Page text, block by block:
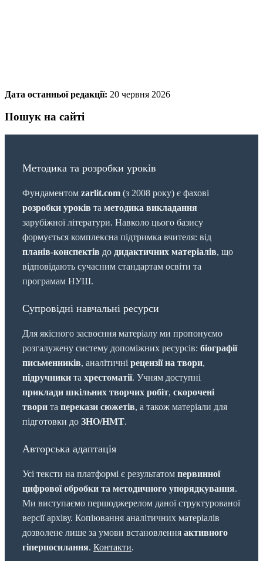
Дата останньої редакції: 20 червня 2026
Пошук на сайті
Методика та розробки уроків
Фундаментом zarlit.com (з 2008 року) є фахові
розробки уроків та методика викладання
зарубіжної літератури. Навколо цього базису
формується комплексна підтримка вчителя: від
планів-конспектів до дидактичних матеріалів, що
відповідають сучасним стандартам освіти та
програмам НУШ.
Супровідні навчальні ресурси
Для якісного засвоєння матеріалу ми пропонуємо
розгалужену систему допоміжних ресурсів: біографії
письменників, аналітичні рецензії на твори,
підручники та хрестоматії. Учням доступні
приклади шкільних творчих робіт, скорочені
твори та перекази сюжетів, а також матеріали для
підготовки до ЗНО/НМТ.
Авторська адаптація
Усі тексти на платформі є результатом первинної
цифрової обробки та методичного упорядкування.
Ми виступаємо першоджерелом даної структурованої
версії архіву. Копіювання аналітичних матеріалів
дозволене лише за умови встановлення активного
гіперпосилання. Контакти.